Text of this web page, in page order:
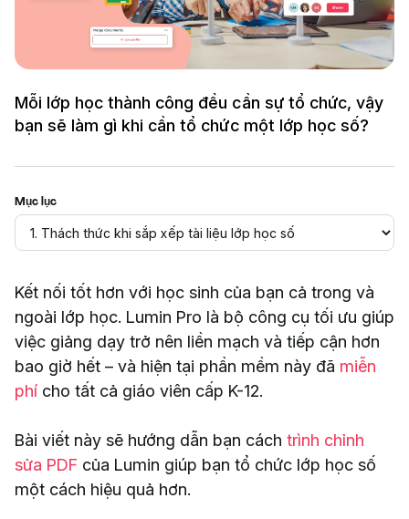
Mỗi lớp học thành công đều cần sự tổ chức, vậy
bạn sẽ làm gì khi cần tổ chức một lớp học số?
Mục lục
Kết nối tốt hơn với học sinh của bạn cả trong và
ngoài lớp học. Lumin Pro là bộ công cụ tối ưu giúp
việc giảng dạy trở nên liền mạch và tiếp cận hơn
bao giờ hết – và hiện tại phần mềm này đã miễn
phí cho tất cả giáo viên cấp K-12.
Bài viết này sẽ hướng dẫn bạn cách trình chỉnh
sửa PDF của Lumin giúp bạn tổ chức lớp học số
một cách hiệu quả hơn.